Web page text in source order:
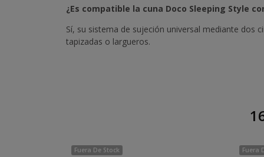
¿Es compatible la cuna Doco Sleeping Style
Sí, su sistema de sujeción universal mediante dos
tapizadas o largueros.
Fuera De Stock Fuera